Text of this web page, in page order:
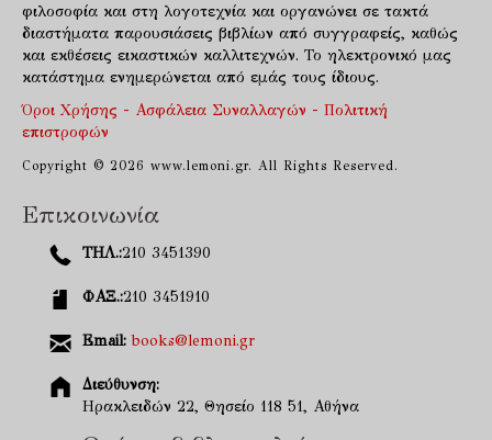
φιλοσοφία και στη λογοτεχνία και οργανώνει σε τακτά
διαστήματα παρουσιάσεις βιβλίων από συγγραφείς, καθώς
και εκθέσεις εικαστικών καλλιτεχνών. Το ηλεκτρονικό μας
κατάστημα ενημερώνεται από εμάς τους ίδιους.
Όροι Χρήσης - Ασφάλεια Συναλλαγών - Πολιτική
επιστροφών
Copyright © 2026 www.lemoni.gr. All Rights Reserved.
Επικοινωνία
ΤΗΛ.:210 3451390
ΦΑΞ.:210 3451910
Email: books@lemoni.gr
Διεύθυνση:
Ηρακλειδών 22, Θησείο 118 51, Αθήνα